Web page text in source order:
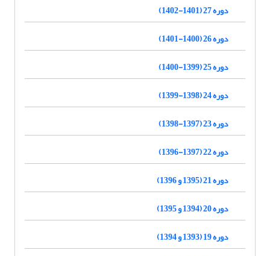
دوره 27 (1401-1402)
دوره 26 (1400-1401)
دوره 25 (1399-1400)
دوره 24 (1398-1399)
دوره 23 (1397-1398)
دوره 22 (1397-1396)
دوره 21 (1395 و 1396)
دوره 20 (1394 و 1395)
دوره 19 (1393 و 1394)